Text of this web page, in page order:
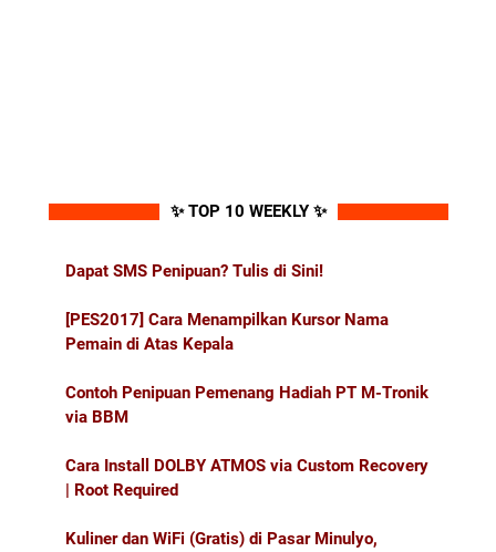
✨ TOP 10 WEEKLY ✨
Dapat SMS Penipuan? Tulis di Sini!
[PES2017] Cara Menampilkan Kursor Nama
Pemain di Atas Kepala
Contoh Penipuan Pemenang Hadiah PT M-Tronik
via BBM
Cara Install DOLBY ATMOS via Custom Recovery
| Root Required
Kuliner dan WiFi (Gratis) di Pasar Minulyo,